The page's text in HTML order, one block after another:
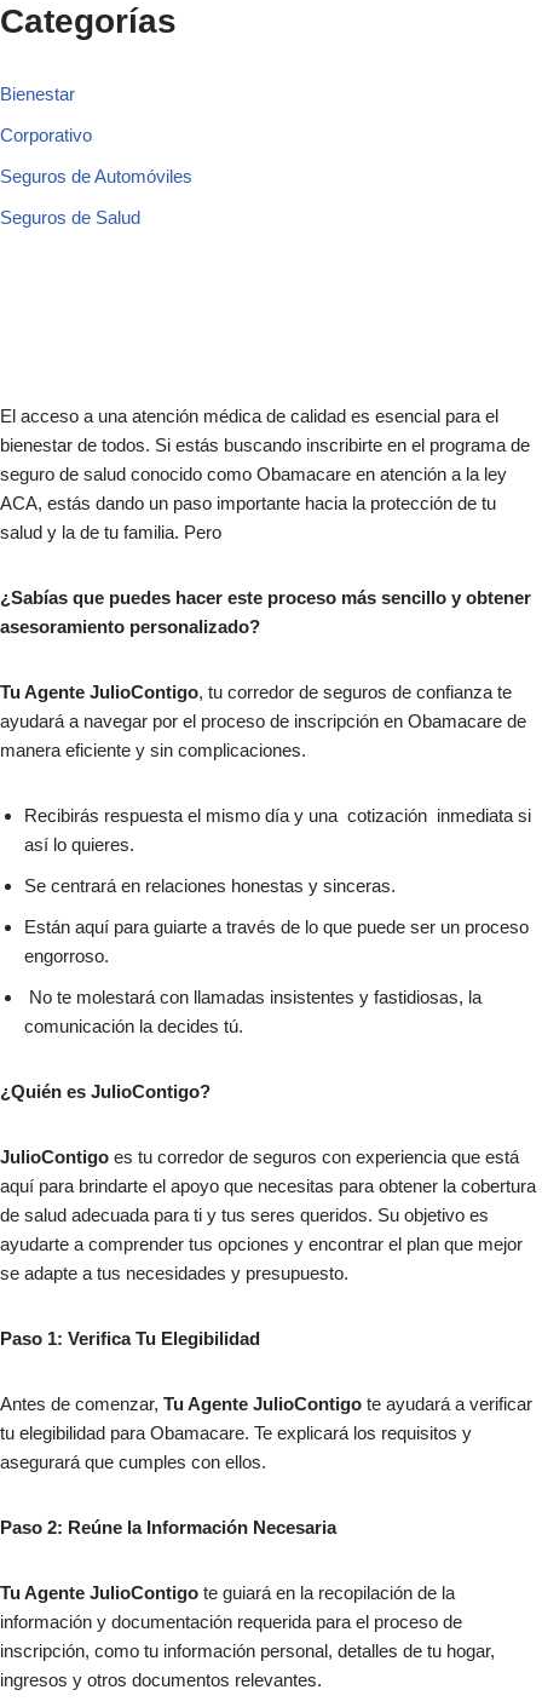
Categorías
Bienestar
Corporativo
Seguros de Automóviles
Seguros de Salud
El acceso a una atención médica de calidad es esencial para el
bienestar de todos. Si estás buscando inscribirte en el programa de
seguro de salud conocido como Obamacare en atención a la ley
ACA, estás dando un paso importante hacia la protección de tu
salud y la de tu familia. Pero
¿Sabías que puedes hacer este proceso más sencillo y obtener
asesoramiento personalizado?
Tu Agente JulioContigo, tu corredor de seguros de confianza te
ayudará a navegar por el proceso de inscripción en Obamacare de
manera eficiente y sin complicaciones.
Recibirás respuesta el mismo día y una cotización inmediata si
así lo quieres.
Se centrará en relaciones honestas y sinceras.
Están aquí para guiarte a través de lo que puede ser un proceso
engorroso.
No te molestará con llamadas insistentes y fastidiosas, la
comunicación la decides tú.
¿Quién es JulioContigo?
JulioContigo es tu corredor de seguros con experiencia que está
aquí para brindarte el apoyo que necesitas para obtener la cobertura
de salud adecuada para ti y tus seres queridos. Su objetivo es
ayudarte a comprender tus opciones y encontrar el plan que mejor
se adapte a tus necesidades y presupuesto.
Paso 1: Verifica Tu Elegibilidad
Antes de comenzar, Tu Agente JulioContigo te ayudará a verificar
tu elegibilidad para Obamacare. Te explicará los requisitos y
asegurará que cumples con ellos.
Paso 2: Reúne la Información Necesaria
Tu Agente JulioContigo te guiará en la recopilación de la
información y documentación requerida para el proceso de
inscripción, como tu información personal, detalles de tu hogar,
ingresos y otros documentos relevantes.